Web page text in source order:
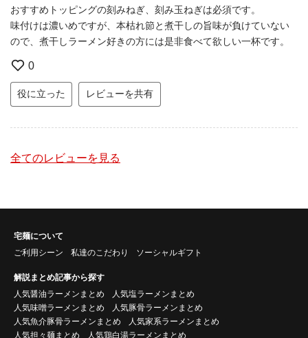
おすすめトッピングの刻みねぎ、刻み玉ねぎは必須です。
味付けは濃いめですが、本枯れ節と煮干しの旨味が負けていない
ので、煮干しラーメン好きの方には是非食べて欲しい一杯です。
0
役に立った レビューを共有
全てのレビューを見る
宅麺について
ご利用シーン
私達のこだわり ソーシャルギフト
解説まとめ記事から探す
人気醤油ラーメンまとめ
人気塩ラーメンまとめ
人気味噌ラーメンまとめ
人気豚骨ラーメンまとめ
人気魚介豚骨ラーメンまとめ
人気家系ラーメンまとめ
人気担々麺まとめ
人気鶏白湯ラーメンまとめ